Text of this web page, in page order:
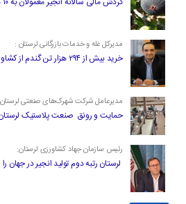
مدیرکل غله و خدمات بازرگانی لرستان :
خرید بیش از ۲۹۴ هزار تن گندم از کشاورزان لرستان
مدیرعامل شرکت شهرک‌های صنعتی
حمایت و رونق صنعت پلاستیک
رئیس سازمان جهاد کشاورزی لرستان:
لرستان رتبه دوم تولید انجیر در جهان